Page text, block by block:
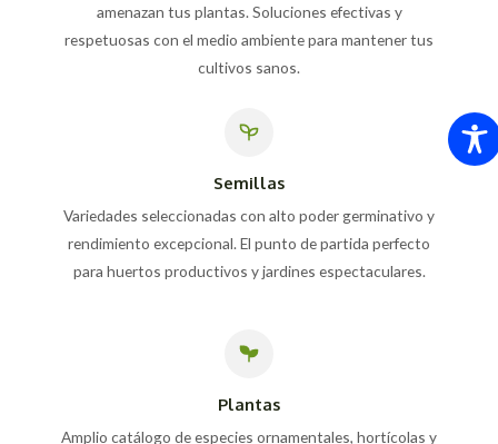
amenazan tus plantas. Soluciones efectivas y
respetuosas con el medio ambiente para mantener tus
cultivos sanos.
Semillas
Variedades seleccionadas con alto poder germinativo y
rendimiento excepcional. El punto de partida perfecto
para huertos productivos y jardines espectaculares.
Plantas
Amplio catálogo de especies ornamentales, hortícolas y